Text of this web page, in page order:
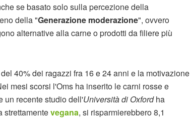
se basato solo sulla percezione della
della "Generazione moderazione", ovvero
alternative alla carne o prodotti da filiere più
40% dei ragazzi fra 16 e 24 anni e la motivazione
mesi scorsi l'Oms ha inserito le carni rosse e
un recente studio dell'Università di Oxfordha
strettamentevegana, si risparmierebbero 8,1